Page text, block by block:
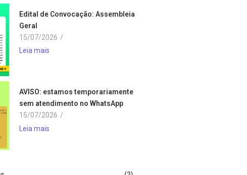
Edital de Convocação: Assembleia
Geral
15/07/2026 /
Leia mais
AVISO: estamos temporariamente
sem atendimento no WhatsApp
15/07/2026 /
Leia mais